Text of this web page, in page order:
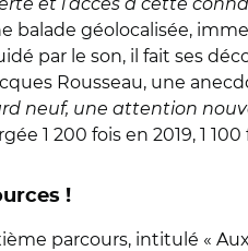
balade géolocalisée,
par le son, il fait ses
Rousseau, une
neuf, une attention
1 200 fois en 2019, 1
!
parcours, intitulé «